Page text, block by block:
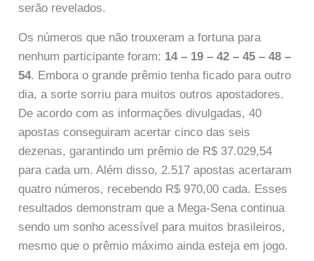
serão revelados.
Os números que não trouxeram a fortuna para
nenhum participante foram: 14 – 19 – 42 – 45 – 48 –
54. Embora o grande prêmio tenha ficado para outro
dia, a sorte sorriu para muitos outros apostadores.
De acordo com as informações divulgadas, 40
apostas conseguiram acertar cinco das seis
dezenas, garantindo um prêmio de R$ 37.029,54
para cada um. Além disso, 2.517 apostas acertaram
quatro números, recebendo R$ 970,00 cada. Esses
resultados demonstram que a Mega-Sena continua
sendo um sonho acessível para muitos brasileiros,
mesmo que o prêmio máximo ainda esteja em jogo.